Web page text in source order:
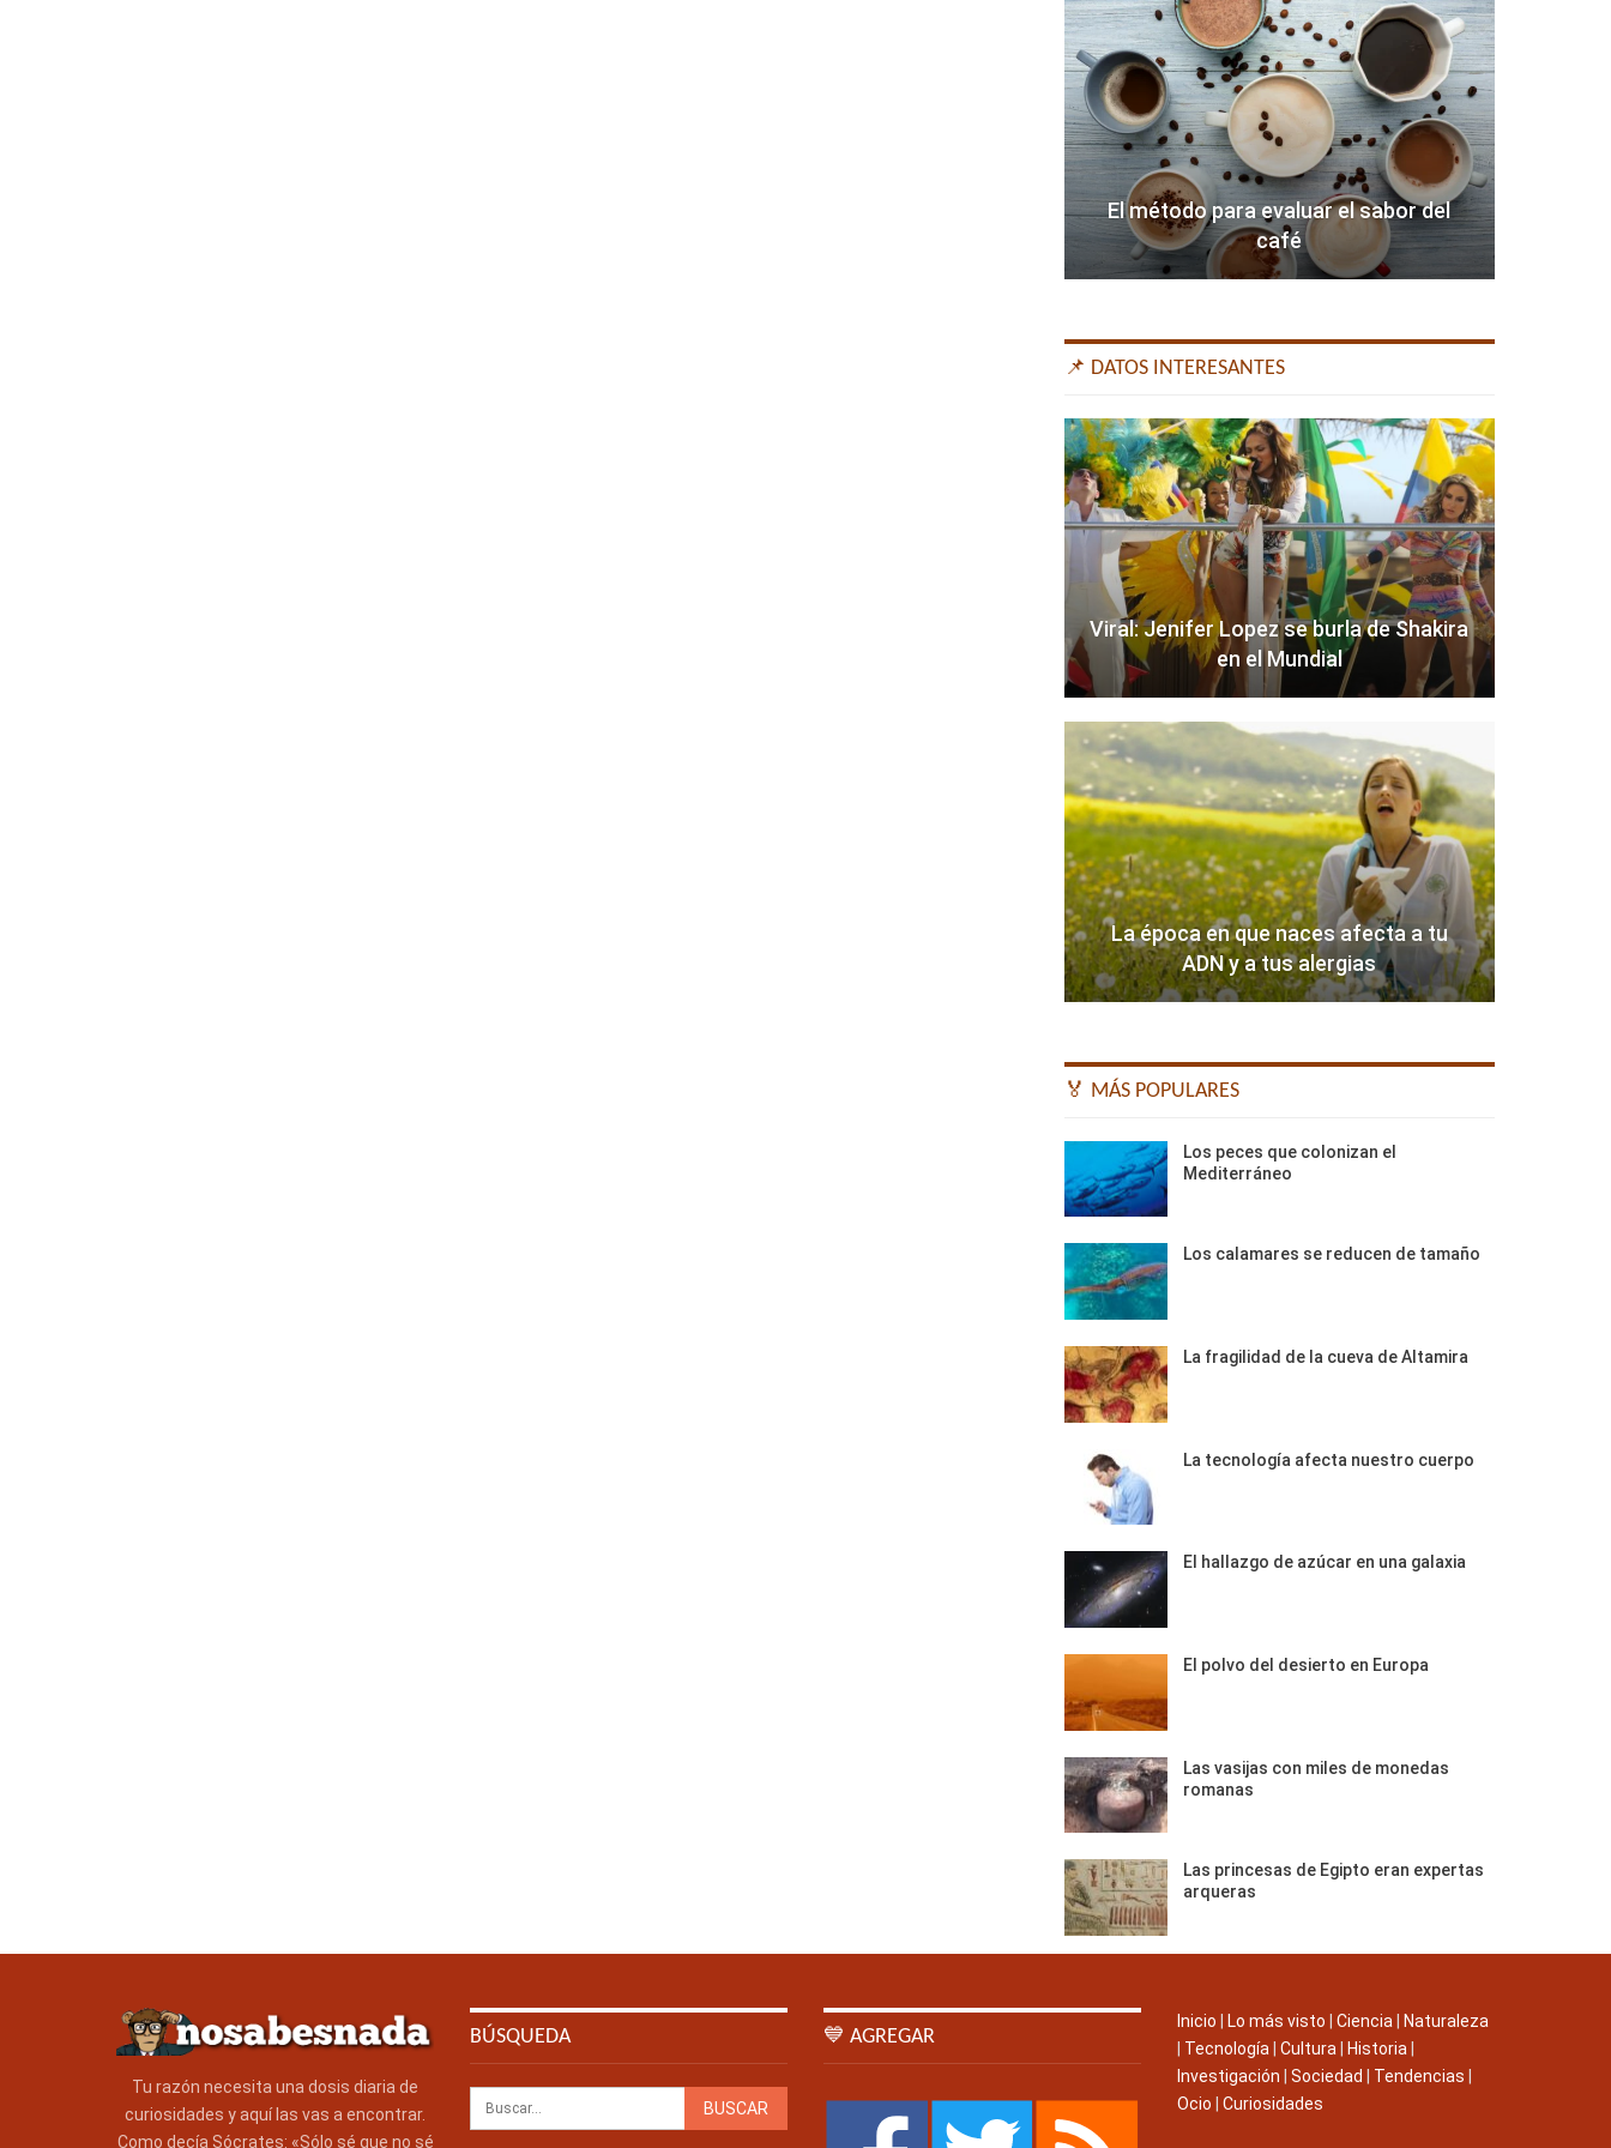
El método para evaluar el sabor del
café
📌 DATOS INTERESANTES
Viral: Jenifer Lopez se burla de Shakira
en el Mundial
La época en que naces afecta a tu
ADN y a tus alergias
🏅 MÁS POPULARES
Los peces que colonizan el
Mediterráneo
Los calamares se reducen de tamaño
La fragilidad de la cueva de Altamira
La tecnología afecta nuestro cuerpo
El hallazgo de azúcar en una galaxia
El polvo del desierto en Europa
Las vasijas con miles de monedas
romanas
Las princesas de Egipto eran expertas
arqueras
Tu razón necesita una dosis diaria de
curiosidades y aquí las vas a encontrar.
Como decía Sócrates: «Sólo sé que no sé
BÚSQUEDA 💙 AGREGAR
Inicio Lo más visto Ciencia
Naturaleza
Tecnología Cultura Historia
Investigación
Sociedad Tendencias
Ocio
Curiosidades